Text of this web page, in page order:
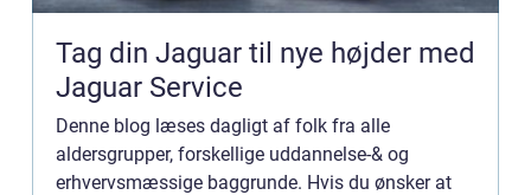
Tag din Jaguar til nye højder med
Jaguar Service
Denne blog læses dagligt af folk fra alle
aldersgrupper, forskellige uddannelse-& og
erhvervsmæssige baggrunde. Hvis du ønsker at